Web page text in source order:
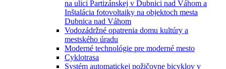
na ulici Partizánskej v Dubnici nad Váhom a
Inštalácia fotovoltaiky na objektoch mesta
Dubnica nad Váhom
Vodozádržné opatrenia domu kultúry a
mestského úradu
Moderné technológie pre moderné mesto
Cyklotrasa
Systém automatickej požičovne bicyklov v